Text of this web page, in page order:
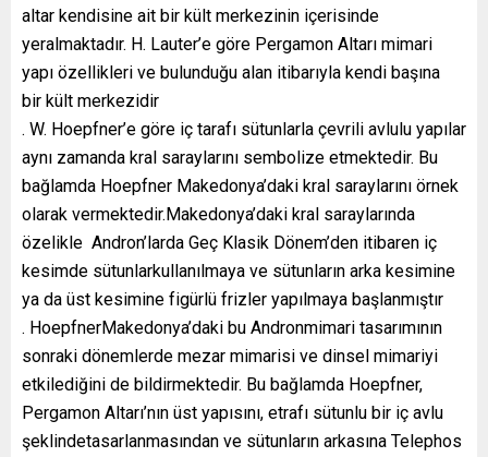
altar kendisine ait bir kült merkezinin içerisinde
yeralmaktadır. H. Lauter’e göre Pergamon Altarı mimari
yapı özellikleri ve bulunduğu alan itibarıyla kendi başına
bir kült merkezidir
. W. Hoepfner’e göre iç tarafı sütunlarla çevrili avlulu yapılar
aynı zamanda kral saraylarını sembolize etmektedir. Bu
bağlamda Hoepfner Makedonya’daki kral saraylarını örnek
olarak vermektedir.Makedonya’daki kral saraylarında
özelikle Andron’larda Geç Klasik Dönem’den itibaren iç
kesimde sütunlarkullanılmaya ve sütunların arka kesimine
ya da üst kesimine figürlü frizler yapılmaya başlanmıştır
. HoepfnerMakedonya’daki bu Andronmimari tasarımının
sonraki dönemlerde mezar mimarisi ve dinsel mimariyi
etkilediğini de bildirmektedir. Bu bağlamda Hoepfner,
Pergamon Altarı’nın üst yapısını, etrafı sütunlu bir iç avlu
şeklindetasarlanmasından ve sütunların arkasına Telephos